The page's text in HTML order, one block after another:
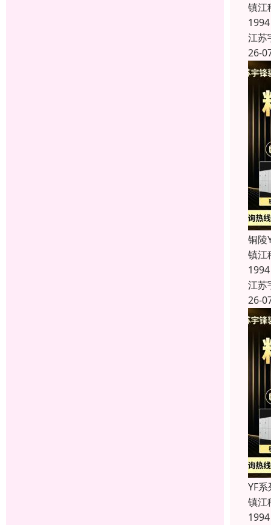
镇江
江苏
26-
铜陵
镇江
江苏
26-
YF
镇江